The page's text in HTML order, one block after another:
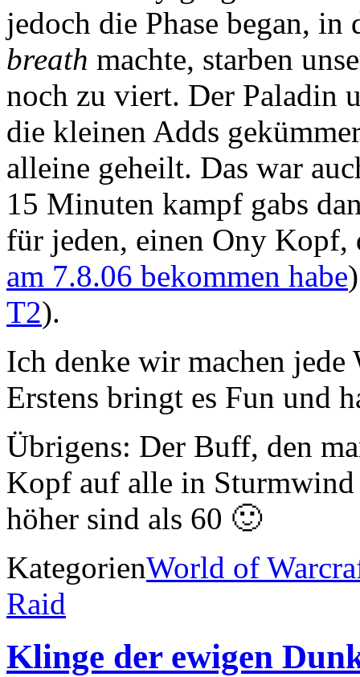
jedoch die Phase began,
breath machte, starben
noch zu viert. Der Paladin
die kleinen Adds
alleine geheilt. Das war
15 Minuten kampf gabs
für jeden, einen Ony Kopf,
am 7.8.06 bekommen habe
T2).
Ich denke wir machen jede
Erstens bringt es Fun und
Übrigens: Der Buff, den
Kopf auf alle in
höher sind als 60 🙂
KategorienWorld of
Raid
Klinge der ewigen